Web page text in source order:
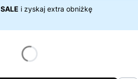
SALE i zyskaj extra obniżkę